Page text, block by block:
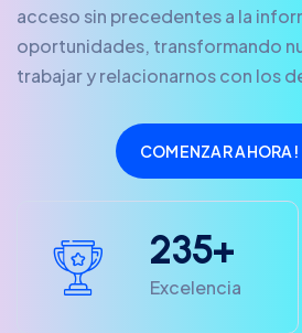
acceso sin precedentes a la
oportunidades, transformando
trabajar y relacionarnos con los
COMENZAR AHORA!
235+
Excelencia